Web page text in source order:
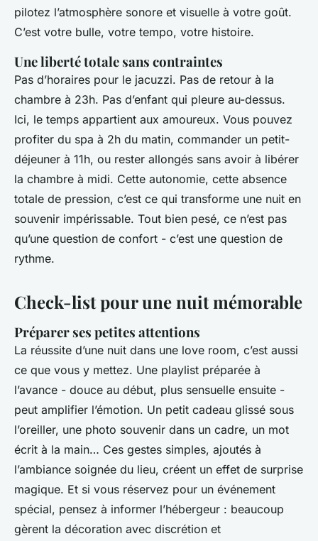
pilotez l’atmosphère sonore et visuelle à votre goût.
C’est votre bulle, votre tempo, votre histoire.
Une liberté totale sans contraintes
Pas d’horaires pour le jacuzzi. Pas de retour à la
chambre à 23h. Pas d’enfant qui pleure au-dessus.
Ici, le temps appartient aux amoureux. Vous pouvez
profiter du spa à 2h du matin, commander un petit-
déjeuner à 11h, ou rester allongés sans avoir à libérer
la chambre à midi. Cette autonomie, cette absence
totale de pression, c’est ce qui transforme une nuit en
souvenir impérissable. Tout bien pesé, ce n’est pas
qu’une question de confort - c’est une question de
rythme.
Check-list pour une nuit mémorable
Préparer ses petites attentions
La réussite d’une nuit dans une love room, c’est aussi
ce que vous y mettez. Une playlist préparée à
l’avance - douce au début, plus sensuelle ensuite -
peut amplifier l’émotion. Un petit cadeau glissé sous
l’oreiller, une photo souvenir dans un cadre, un mot
écrit à la main… Ces gestes simples, ajoutés à
l’ambiance soignée du lieu, créent un effet de surprise
magique. Et si vous réservez pour un événement
spécial, pensez à informer l’hébergeur : beaucoup
gèrent la décoration avec discrétion et